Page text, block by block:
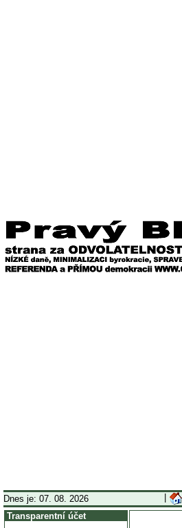
Dnes je: 07. 08. 2026
Transparentní účet